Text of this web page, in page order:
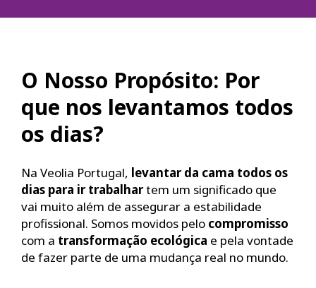
O Nosso Propósito: Por
que nos levantamos todos
os dias?
Na Veolia Portugal, levantar da cama todos os
dias para ir trabalhartem um significado que
vai muito além de assegurar a estabilidade
profissional. Somos movidos pelo compromisso
com a transformação ecológica e pela vontade
de fazer parte de uma mudança real no mundo.